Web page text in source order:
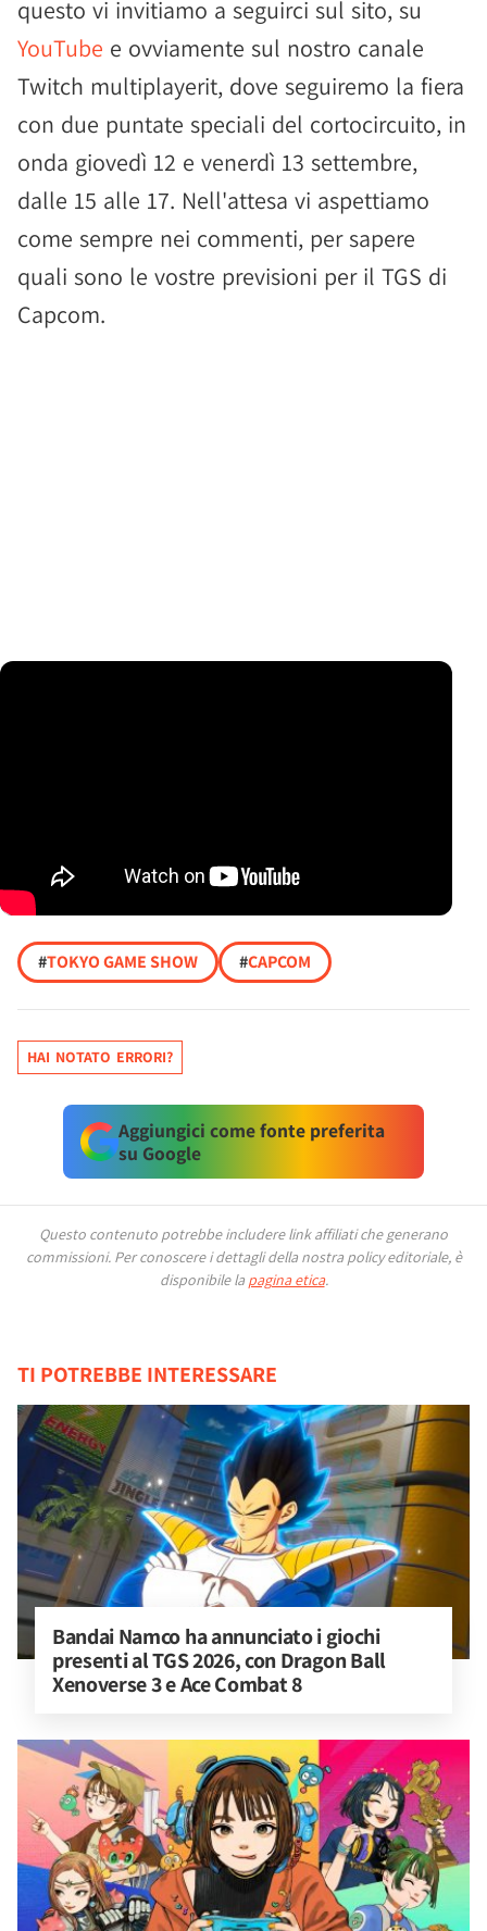
questo vi invitiamo a seguirci sul sito, su
YouTube e ovviamente sul nostro canale
Twitch multiplayerit, dove seguiremo la fiera
con due puntate speciali del cortocircuito, in
onda giovedì 12 e venerdì 13 settembre,
dalle 15 alle 17. Nell'attesa vi aspettiamo
come sempre nei commenti, per sapere
quali sono le vostre previsioni per il TGS di
Capcom.
#TOKYO GAME SHOW #CAPCOM
HAI NOTATO ERRORI?
Aggiungici come fonte preferita
su Google
Questo contenuto potrebbe includere link affiliati che generano
commissioni. Per conoscere i dettagli della nostra policy editoriale, è
disponibile la pagina etica.
TI POTREBBE INTERESSARE
Bandai Namco ha annunciato i giochi
presenti al TGS 2026, con Dragon Ball
Xenoverse 3 e Ace Combat 8